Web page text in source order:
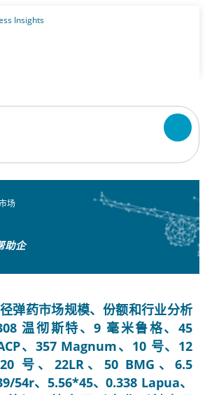
场
助企
弹药市场规模、份额和行业分析
温彻斯特、9 毫米鲁格、45
、357 Magnum、10 号、12
号、22LR、50 BMG、6.5
54r、5.56*45、0.338 Lapua、